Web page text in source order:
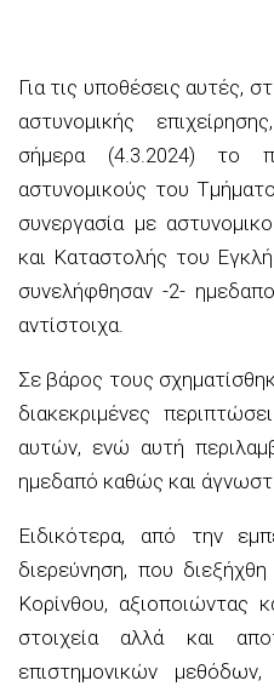
Για τις υποθέσεις αυτές,
αστυνομικής
σήμερα (4.3.2024) το
αστυνομικούς του
συνεργασία με
και Καταστολής του
συνελήφθησαν -2-
αντίστοιχα.
Σε βάρος τους
διακεκριμένες
αυτών, ενώ αυτή
ημεδαπό καθώς και
Ειδικότερα, από την
διερεύνηση, που
Κορίνθου, αξιοποιώντας
στοιχεία αλλά και
επιστημονικών